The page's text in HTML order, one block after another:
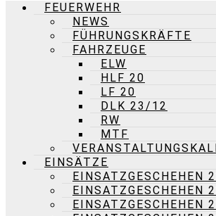
FEUERWEHR
NEWS
FÜHRUNGSKRÄFTE
FAHRZEUGE
ELW
HLF 20
LF 20
DLK 23/12
RW
MTF
EINSÄTZE
EINSATZGESCHEHEN
EINSATZGESCHEHEN
EINSATZGESCHEHEN